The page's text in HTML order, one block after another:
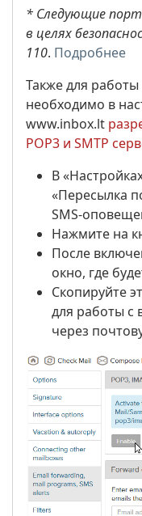
* Следующие
в целях
110. Подробнее
Также для
необходимо в
www.inbox.lt
POP3 и SMTP
В
«Пересылка
SMS-
Нажмите на
После
окно, где
Скопируйте
для работы
через